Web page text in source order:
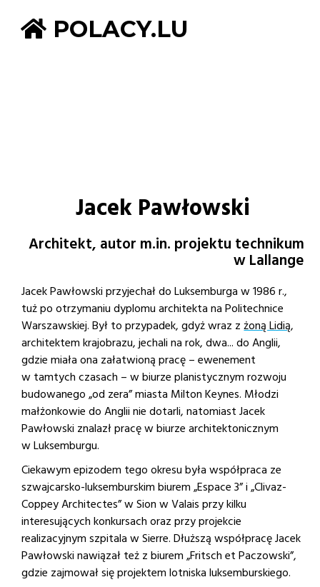
POLACY.LU
Jacek Pawłowski
Architekt, autor m.in. projektu technikum
w Lallange
Jacek Pawłowski przyjechał do Luksemburga w 1986 r.,
tuż po otrzymaniu dyplomu architekta na Politechnice
Warszawskiej. Był to przypadek, gdyż wraz zżoną Lidią,
architektem krajobrazu, jechali na rok, dwa... do Anglii,
gdzie miała ona załatwioną pracę – ewenement
w tamtych czasach – w biurze planistycznym rozwoju
budowanego „od zera” miasta Milton Keynes. Młodzi
małżonkowie do Anglii nie dotarli, natomiast Jacek
Pawłowski znalazł pracę w biurze architektonicznym
w Luksemburgu.
Ciekawym epizodem tego okresu była współpraca ze
szwajcarsko-luksemburskim biurem „Espace 3” i „Clivaz-
Coppey Architectes” w Sion w Valais przy kilku
interesujących konkursach oraz przy projekcie
realizacyjnym szpitala w Sierre. Dłuższą współpracę Jacek
Pawłowski nawiązał też z biurem „Fritsch et Paczowski”,
gdzie zajmował się projektem lotniska luksemburskiego.